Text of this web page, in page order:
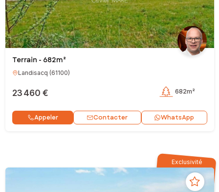
Terrain - 682m²
Landisacq (61100)
23 460 € 682m²
Appeler Contacter WhatsApp
Exclusivité